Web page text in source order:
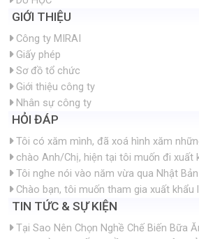
HỎI ĐÁP
THỰC TẬP SINH
KỸ SƯ
ĐIỀU DƯỠNG
ĐẶC ĐỊNH
DU HỌC
GIỚI THIỆU
Công ty MIRAI
Giấy phép
Sơ đồ tổ chức
Giới thiệu công ty
Nhân sự công ty
HỎI ĐÁP
Tôi có xăm mình, đã xoá hình xăm